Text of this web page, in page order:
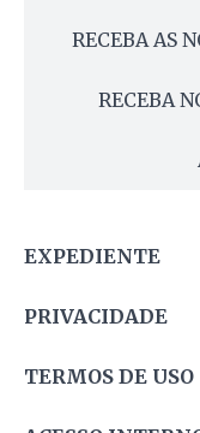
RECEBA AS
RECEBA
EXPEDIENTE
PRIVACIDADE
TERMOS DE USO